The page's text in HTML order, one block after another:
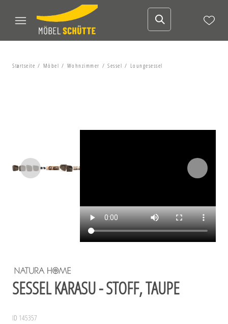
Startseite Möbel Wohnzimmer Sessel Loungesessel
SESSEL KARASU - STOFF, TAUPE
ID 145357